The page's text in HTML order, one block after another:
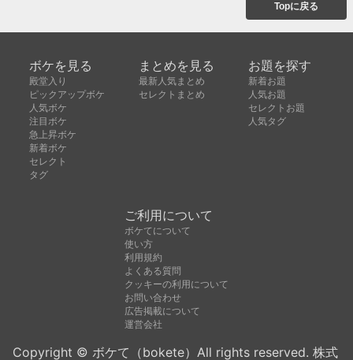
Topに戻る
ボケを見る
殿堂入り
ピックアップボケ
人気ボケ
注目ボケ
急上昇ボケ
新着ボケ
セレクト
タグ
まとめを見る
最新人気まとめ
セレクトまとめ
お題を探す
新着お題
人気お題
セレクトお題
人気タグ
ご利用について
ボケてについて
使い方
利用規約
よくある質問
クッキーの利用について
お問い合わせ
広告掲載について
運営会社
Copyright © ボケて（bokete）All rights reserved. 株式